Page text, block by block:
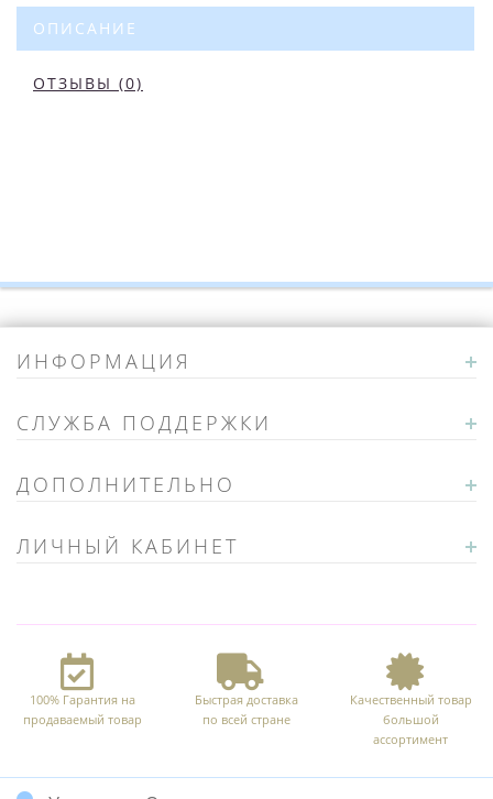
ОПИСАНИЕ
ОТЗЫВЫ (0)
ИНФОРМАЦИЯ
СЛУЖБА ПОДДЕРЖКИ
ДОПОЛНИТЕЛЬНО
ЛИЧНЫЙ КАБИНЕТ
100% Гарантия на
продаваемый товар
Быстрая доставка
по всей стране
Качественный товар
большой
ассортимент